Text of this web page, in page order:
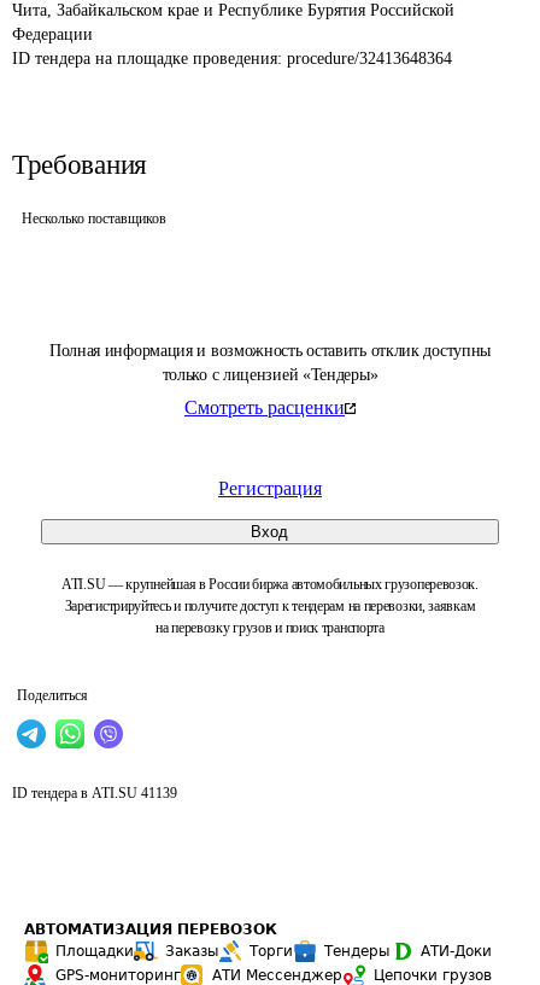
Полная информация и возможность оставить отклик доступны
только с лицензией «Тендеры»
Смотреть расценки
Регистрация
Вход
ATI.SU — крупнейшая в России биржа автомобильных грузоперевозок.
Зарегистрируйтесь и получите доступ к тендерам на перевозки, заявкам
на перевозку грузов и поиск транспорта
Поделиться
Чита, Забайкальском крае и Республике Бурятия Российской
Федерации
ID тендера на площадке проведения: procedure/32413648364
Требования
Несколько поставщиков
ID тендера в ATI.SU 41139
АВТОМАТИЗАЦИЯ ПЕРЕВОЗОК
Площадки
Заказы Торги Тендеры
АТИ-Доки
GPS-мониторинг
АТИ Мессенджер
Цепочки грузов